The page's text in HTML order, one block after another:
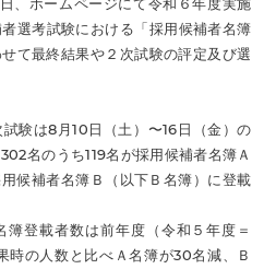
選考試験における「採用候補者名簿
て最終結果や２次試験の評定及び選
験は8月10日（土）〜16日（金）の
名のうち119名が採用候補者名簿Ａ
用候補者名簿Ｂ（以下Ｂ名簿）に登載
簿登載者数は前年度（令和５年度＝
時の人数と比べＡ名簿が30名減、Ｂ